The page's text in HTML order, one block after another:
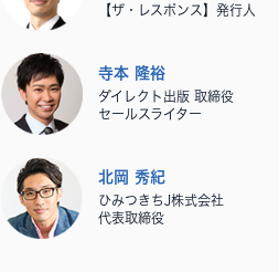
【ザ・レスポンス】発行人
寺本 隆裕
ダイレクト出版 取締役
セールスライター
北岡 秀紀
ひみつきちJ株式会社
代表取締役